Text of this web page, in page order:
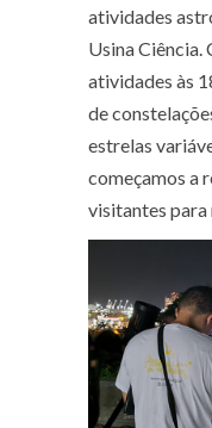
atividades
Usina Ciência.
atividades às
de
estrelas
começamos a
visitantes para